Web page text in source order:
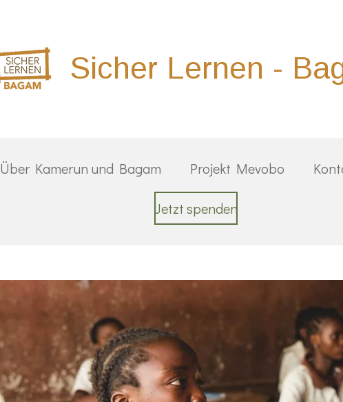
Sicher Lernen -
Über Kamerun und Bagam Projekt Mevobo
Jetzt spenden